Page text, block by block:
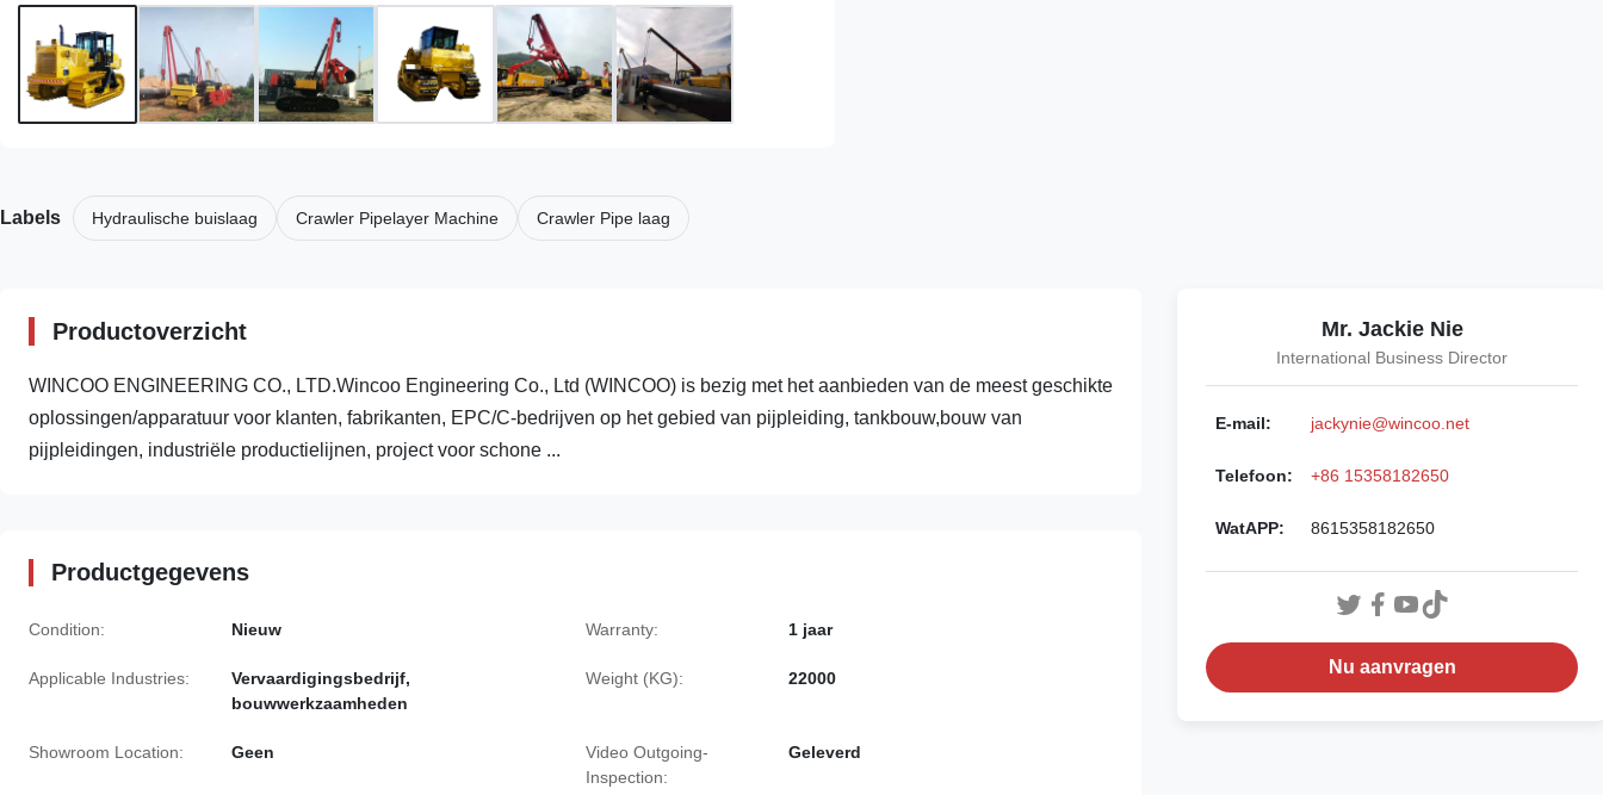
Labels Hydraulische buislaag Crawler Pipelayer Machine Crawler Pipe laag
Productoverzicht
WINCOO ENGINEERING CO., LTD.Wincoo Engineering Co., Ltd (WINCOO) is bezig met het aanbieden van de meest geschikte
oplossingen/apparatuur voor klanten, fabrikanten, EPC/C-bedrijven op het gebied van pijpleiding, tankbouw,bouw van
pijpleidingen, industriële productielijnen, project voor schone ...
Productgegevens
Condition: Nieuw Warranty: 1 jaar
Applicable Industries:
Vervaardigingsbedrijf,
bouwwerkzaamheden
Weight (KG): 22000
Showroom Location: Geen
Video Outgoing-
Inspection:
Geleverd
Mr. Jackie Nie
International Business Director
E-mail: jackynie@wincoo.net
Telefoon: +86 15358182650
WatAPP: 8615358182650
Nu aanvragen